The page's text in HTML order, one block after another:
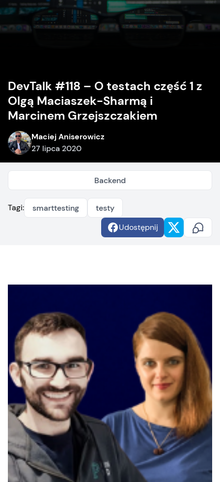
DevTalk #118 – O testach część 1 z
Olgą Maciaszek-Sharmą i
Marcinem Grzejszczakiem
Maciej Aniserowicz
27 lipca 2020
Backend
Tagi: smarttesting
testy
Udostępnij